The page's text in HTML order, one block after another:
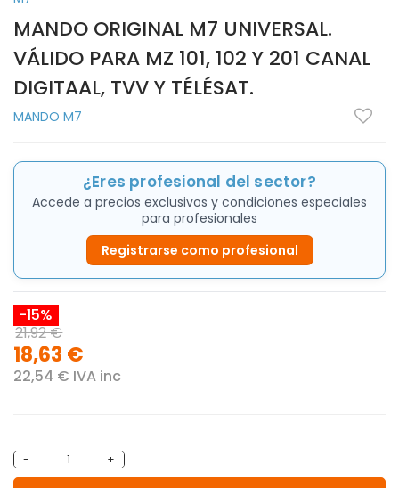
MANDO ORIGINAL M7 UNIVERSAL.
VÁLIDO PARA MZ 101, 102 Y 201 CANAL
DIGITAAL, TVV Y TÉLÉSAT.
MANDO M7
¿Eres profesional del sector?
Accede a precios exclusivos y condiciones especiales
para profesionales
Registrarse como profesional
-15%
21,92 €
18,63 €
22,54 € IVA inc
- +